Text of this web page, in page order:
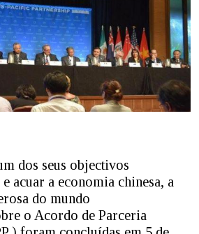
dos seus objectivos
acuar a economia chinesa, a
do mundo
o Acordo de Parceria